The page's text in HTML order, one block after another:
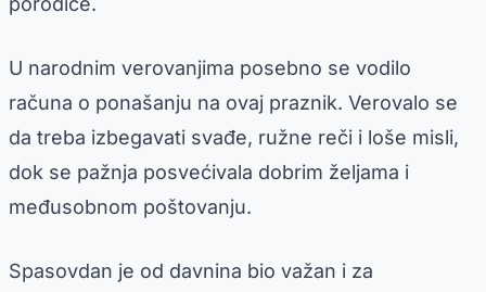
U narodnim verovanjima posebno se vodilo
računa o ponašanju na ovaj praznik. Verovalo se
da treba izbegavati svađe, ružne reči i loše misli,
dok se pažnja posvećivala dobrim željama i
međusobnom poštovanju.
Spasovdan je od davnina bio važan i za